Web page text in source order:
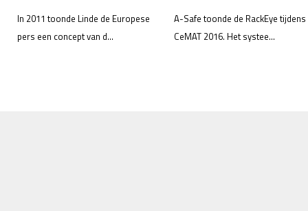
In 2011 toonde Linde de Europese
pers een concept van d...
A-Safe toonde de RackEye tijdens
CeMAT 2016. Het systee...